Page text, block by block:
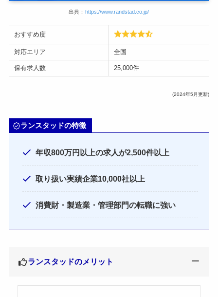
出典： https://www.randstad.co.jp/
おすすめ度
対応エリア 全国
保有求人数 25,000件
(2024年5月更新)
ランスタッドの特徴
年収800万円以上の求人が2,500件以上
取り扱い実績企業10,000社以上
消費財・製造業・管理部門の転職に強い
ランスタッドのメリット